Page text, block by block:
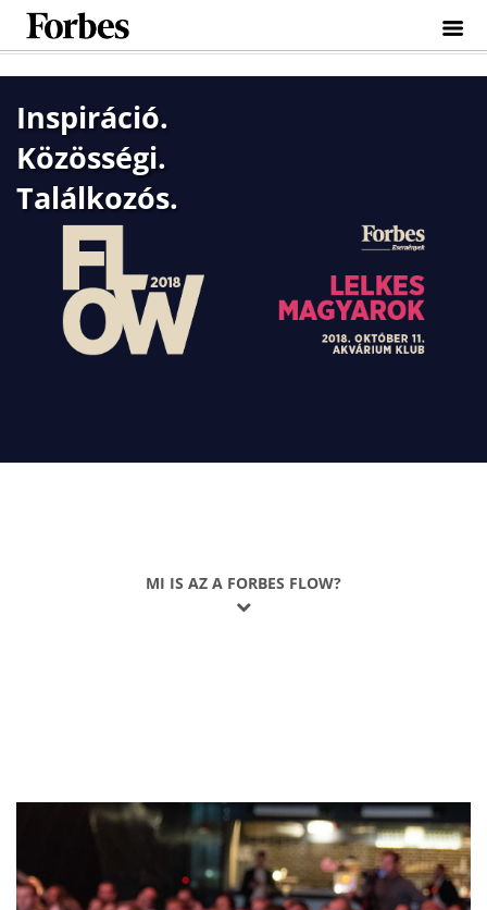
Toggle
Inspiráció.
Közösségi.
Találkozós.
MI IS AZ A FORBES FLOW?